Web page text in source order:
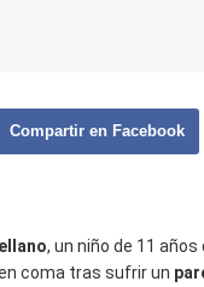
Compartir en Facebook
, un niño de 11
coma tras sufrir un